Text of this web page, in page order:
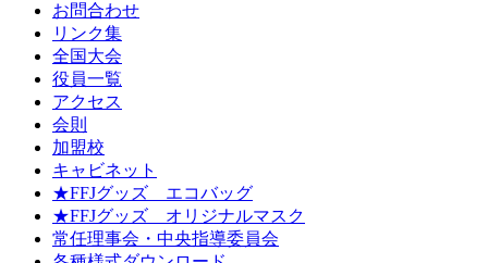
お問合わせ
リンク集
全国大会
役員一覧
アクセス
会則
加盟校
キャビネット
★FFJグッズ エコバッグ
★FFJグッズ オリジナルマスク
常任理事会・中央指導委員会